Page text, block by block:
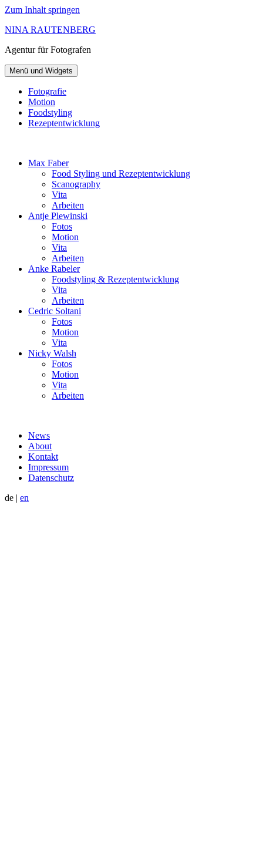
Zum Inhalt springen
NINA RAUTENBERG
Agenturfür Fotografen
Menü und Widgets
Fotografie
Motion
Foodstyling
Rezeptentwicklung
Max Faber
Food Styling und Rezeptentwicklung
Scanography
Vita
Arbeiten
Antje Plewinski
Fotos
Motion
Vita
Arbeiten
Anke Rabeler
Foodstyling & Rezeptentwicklung
Vita
Arbeiten
Cedric Soltani
Fotos
Motion
Vita
Nicky Walsh
Fotos
Motion
Vita
Arbeiten
News
About
Kontakt
Impressum
Datenschutz
de | en